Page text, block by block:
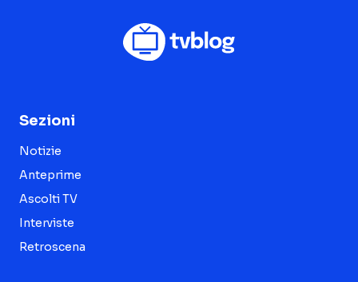
Sezioni
Notizie
Anteprime
Ascolti TV
Interviste
Retroscena